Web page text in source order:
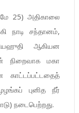
25) அதிகாலை
நாடி சந்தானம்,
ஆகியன
நிறைவாக மகா
காட்டப்பட்டதைத்
புனித நீர்
நடைபெற்றது.